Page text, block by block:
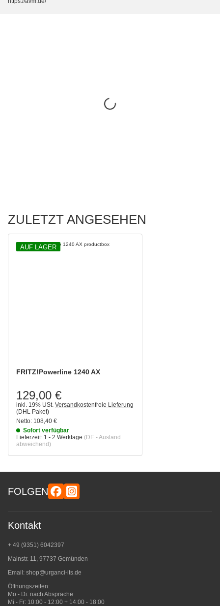
ZULETZT ANGESEHEN
AUF LAGER
FRITZ!Powerline 1240 AX
129,00 €
inkl. 19% USt. Versandkostenfreie Lieferung
(DHL Paket)
Netto: 108,40 €
Sofort verfügbar
Lieferzeit: 1 - 2 Werktage (DE - Ausland
abweichend)
FOLGEN
Kontakt
+ 49 (9351) 6042397
Mainstr. 11, 97737 Gemünden
Email: shop@urganci-its.de
Öffnungszeiten:
Mo - Di: nach Absprache
Mi - Fr: 10:00 - 12:00 + 14:00 - 18:00